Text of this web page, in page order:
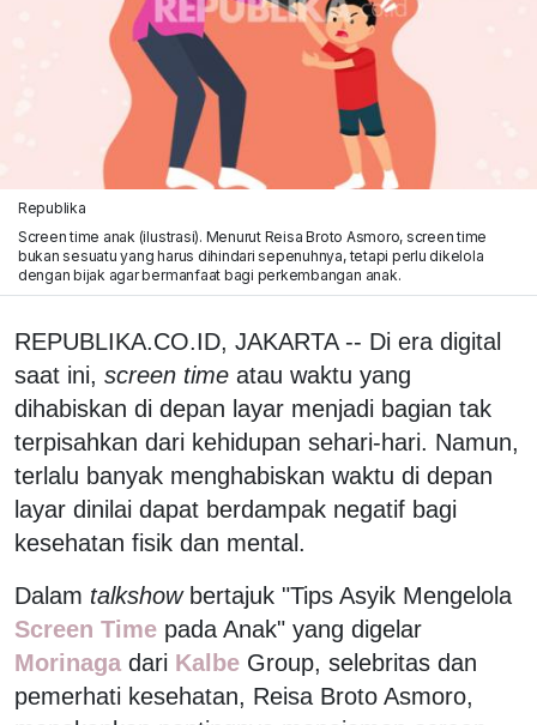
Republika
Screen time anak (ilustrasi). Menurut Reisa Broto Asmoro, screen time
bukan sesuatu yang harus dihindari sepenuhnya, tetapi perlu dikelola
dengan bijak agar bermanfaat bagi perkembangan anak.
REPUBLIKA.CO.ID, JAKARTA -- Di era digital
saat ini, screen time atau waktu yang
dihabiskan di depan layar menjadi bagian tak
terpisahkan dari kehidupan sehari-hari. Namun,
terlalu banyak menghabiskan waktu di depan
layar dinilai dapat berdampak negatif bagi
kesehatan fisik dan mental.
Dalam talkshowbertajuk "Tips Asyik Mengelola
Screen Time pada Anak" yang digelar
Morinaga dari Kalbe Group, selebritas dan
pemerhati kesehatan, Reisa Broto Asmoro,